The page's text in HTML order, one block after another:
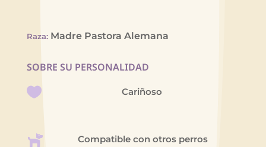
Raza: Madre Pastora Alemana
SOBRE SU PERSONALIDAD
Cariñoso
Compatible con otros perros